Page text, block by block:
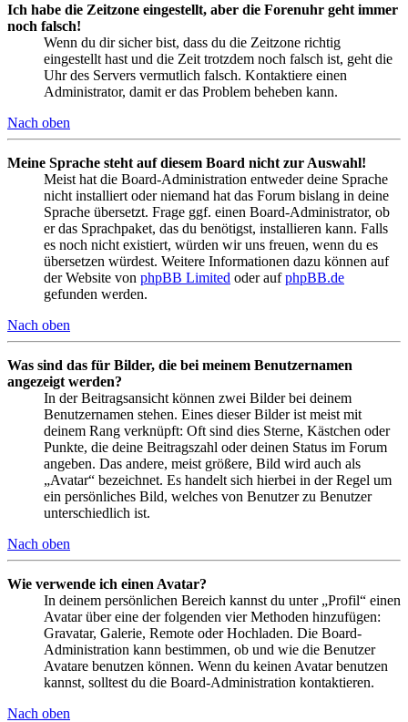
Ich habe die Zeitzone eingestellt, aber die Forenuhr geht immer
noch falsch!
Wenn du dir sicher bist, dass du die Zeitzone richtig
eingestellt hast und die Zeit trotzdem noch falsch ist, geht die
Uhr des Servers vermutlich falsch. Kontaktiere einen
Administrator, damit er das Problem beheben kann.
Nach oben
Meine Sprache steht auf diesem Board nicht zur Auswahl!
Meist hat die Board-Administration entweder deine Sprache
nicht installiert oder niemand hat das Forum bislang in deine
Sprache übersetzt. Frage ggf. einen Board-Administrator, ob
er das Sprachpaket, das du benötigst, installieren kann. Falls
es noch nicht existiert, würden wir uns freuen, wenn du es
übersetzen würdest. Weitere Informationen dazu können auf
der Website von phpBB Limited oder aufphpBB.de
gefunden werden.
Nach oben
Was sind das für Bilder, die bei meinem Benutzernamen
angezeigt werden?
In der Beitragsansicht können zwei Bilder bei deinem
Benutzernamen stehen. Eines dieser Bilder ist meist mit
deinem Rang verknüpft: Oft sind dies Sterne, Kästchen oder
Punkte, die deine Beitragszahl oder deinen Status im Forum
angeben. Das andere, meist größere, Bild wird auch als
„Avatar“ bezeichnet. Es handelt sich hierbei in der Regel um
ein persönliches Bild, welches von Benutzer zu Benutzer
unterschiedlich ist.
Nach oben
Wie verwende ich einen Avatar?
In deinem persönlichen Bereich kannst du unter „Profil“ einen
Avatar über eine der folgenden vier Methoden hinzufügen:
Gravatar, Galerie, Remote oder Hochladen. Die Board-
Administration kann bestimmen, ob und wie die Benutzer
Avatare benutzen können. Wenn du keinen Avatar benutzen
kannst, solltest du die Board-Administration kontaktieren.
Nach oben